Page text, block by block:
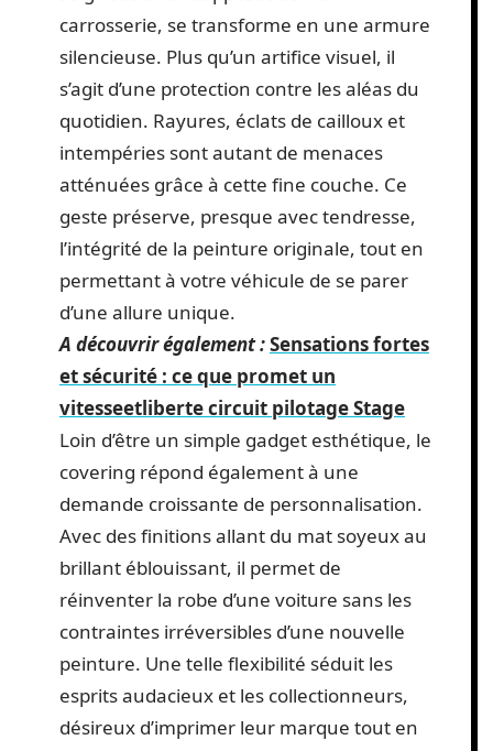
carrosserie, se transforme en une armure
silencieuse. Plus qu’un artifice visuel, il
s’agit d’une protection contre les aléas du
quotidien. Rayures, éclats de cailloux et
intempéries sont autant de menaces
atténuées grâce à cette fine couche. Ce
geste préserve, presque avec tendresse,
l’intégrité de la peinture originale, tout en
permettant à votre véhicule de se parer
d’une allure unique.
A découvrir également :Sensations fortes
et sécurité : ce que promet un
vitesseetliberte circuit pilotage Stage
Loin d’être un simple gadget esthétique, le
covering répond également à une
demande croissante de personnalisation.
Avec des finitions allant du mat soyeux au
brillant éblouissant, il permet de
réinventer la robe d’une voiture sans les
contraintes irréversibles d’une nouvelle
peinture. Une telle flexibilité séduit les
esprits audacieux et les collectionneurs,
désireux d’imprimer leur marque tout en